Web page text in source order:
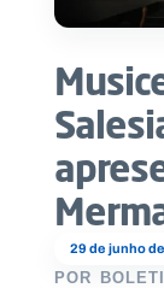
29 de junho
POR
O
que